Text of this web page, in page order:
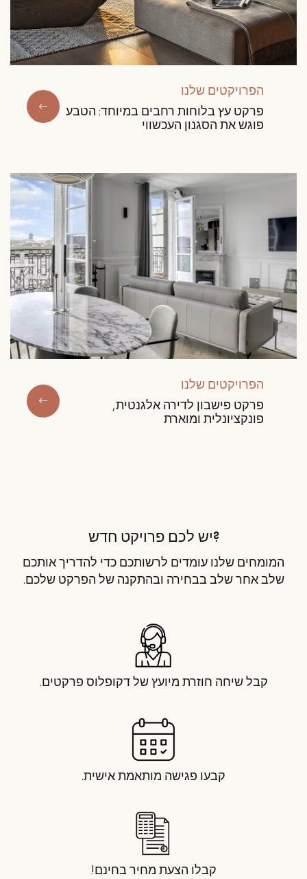
הפרויקטים שלנו
פרקט עץ בלוחות רחבים במיוחד: הטבע
פוגש את הסגנון העכשווי
הפרויקטים שלנו
פרקט פישבון לדירה אלגנטית,
פונקציונלית ומוארת
?יש לכם פרויקט חדש
המומחים שלנו עומדים לרשותכם כדי להדריך אותכם
שלב אחר שלב בבחירה ובהתקנה של הפרקט שלכם.
קבל שיחה חוזרת מיועץ של דקופלוס פרקטים.
קבעו פגישה מותאמת אישית.
קבלו הצעת מחיר בחינם!